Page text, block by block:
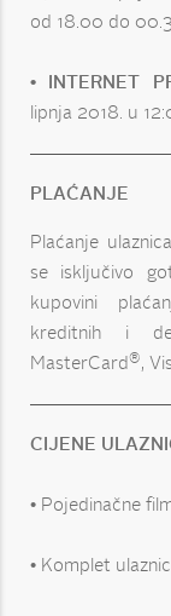
od 18.00 do
• INTERNET
lipnja 2018. u
PLAĆANJE
Plaćanje
se isključivo
kupovini
kreditnih i
MasterCard®,
CIJENE
• Pojedinačne
• Komplet